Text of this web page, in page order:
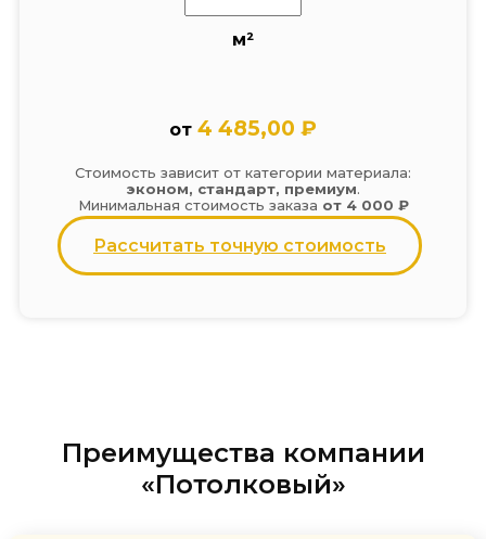
м²
от 4 485,00 ₽
Стоимость зависит от категории материала:
эконом, стандарт, премиум.
Минимальная стоимость заказа от 4 000 ₽
Рассчитать точную стоимость
Преимущества компании
«Потолковый»